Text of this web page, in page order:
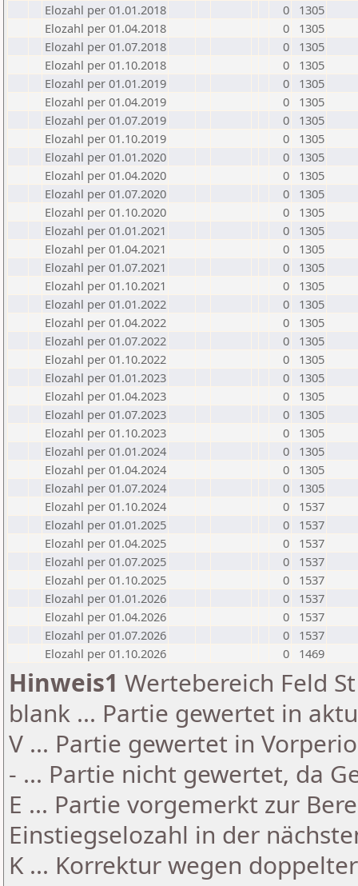
Elozahl per 01.01.2018
0
1305
Elozahl per 01.04.2018
0
1305
Elozahl per 01.07.2018
0
1305
Elozahl per 01.10.2018
0
1305
Elozahl per 01.01.2019
0
1305
Elozahl per 01.04.2019
0
1305
Elozahl per 01.07.2019
0
1305
Elozahl per 01.10.2019
0
1305
Elozahl per 01.01.2020
0
1305
Elozahl per 01.04.2020
0
1305
Elozahl per 01.07.2020
0
1305
Elozahl per 01.10.2020
0
1305
Elozahl per 01.01.2021
0
1305
Elozahl per 01.04.2021
0
1305
Elozahl per 01.07.2021
0
1305
Elozahl per 01.10.2021
0
1305
Elozahl per 01.01.2022
0
1305
Elozahl per 01.04.2022
0
1305
Elozahl per 01.07.2022
0
1305
Elozahl per 01.10.2022
0
1305
Elozahl per 01.01.2023
0
1305
Elozahl per 01.04.2023
0
1305
Elozahl per 01.07.2023
0
1305
Elozahl per 01.10.2023
0
1305
Elozahl per 01.01.2024
0
1305
Elozahl per 01.04.2024
0
1305
Elozahl per 01.07.2024
0
1305
Elozahl per 01.10.2024
0
1537
Elozahl per 01.01.2025
0
1537
Elozahl per 01.04.2025
0
1537
Elozahl per 01.07.2025
0
1537
Elozahl per 01.10.2025
0
1537
Elozahl per 01.01.2026
0
1537
Elozahl per 01.04.2026
0
1537
Elozahl per 01.07.2026
0
1537
Elozahl per 01.10.2026
0 1469
Hinweis1 Wertebereich Feld
blank ... Partie gewertet in
V ... Partie gewertet in
- ... Partie nicht gewertet, da
E ... Partie vorgemerkt zur
Einstiegselozahl in der
K ... Korrektur wegen